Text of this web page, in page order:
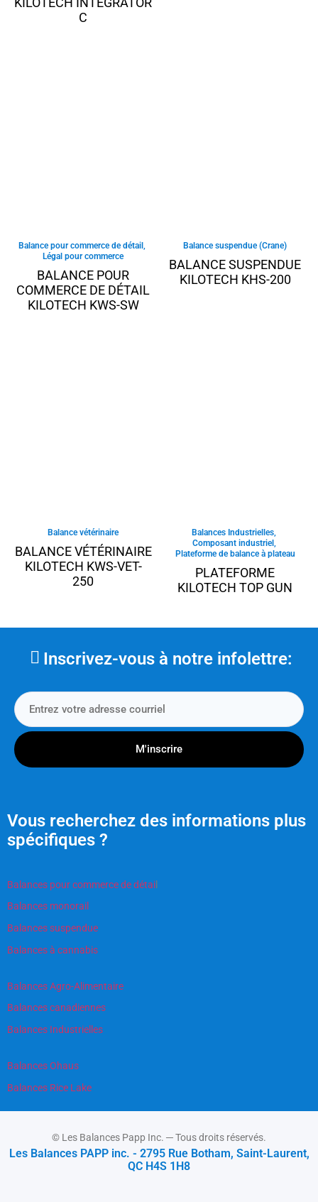
C
Balance pour commerce de détail
Légal pour commerce
BALANCE POUR
COMMERCE DE DÉTAIL
KILOTECH KWS-SW
Balance suspendue (Crane)
BALANCE SUSPENDUE
KILOTECH KHS-200
Balance vétérinaire
BALANCE VÉTÉRINAIRE
KILOTECH KWS-VET-
250
Balances Industrielles
Composant industriel,
Plateforme de balance à plateau
PLATEFORME
KILOTECH TOP GUN
Inscrivez-vous à notre infolettre:
M'inscrire
Vous recherchez des informations plus
spécifiques ?
Balances pour commerce de détai
Balances monorail
Balances suspendue
Balances à cannabis
Balances Agro-Alimentaire
Balances canadiennes
Balances Industrielles
Balances Ohaus
Balances Rice Lake
© Les Balances Papp Inc. ─ Tous droits réservés.
Les Balances PAPP inc. - 2795 Rue Botham, Saint-Laurent,
QC H4S 1H8